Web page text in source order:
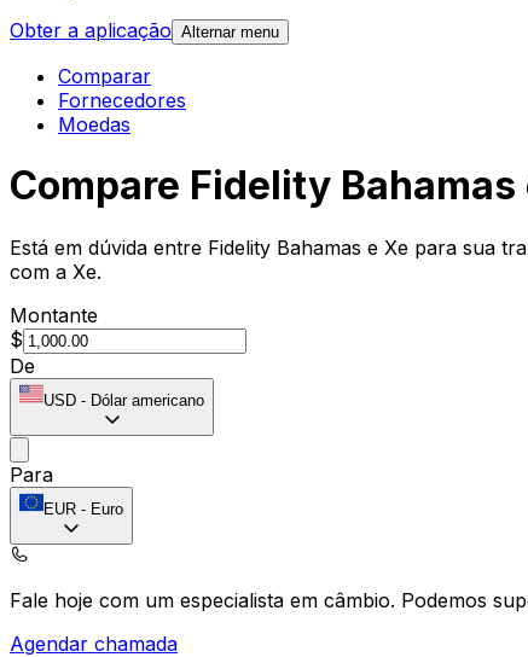
Obter a aplicação Alternar menu
Comparar
Fornecedores
Moedas
Compare Fidelity Bahamas
Está em dúvida entre Fidelity Bahamas e Xe para sua
com a Xe.
Montante
$
De
USD - Dólar americano
Para
EUR - Euro
Fale hoje com um especialista em câmbio. Podemos
Agendar chamada